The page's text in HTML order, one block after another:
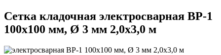
Сетка кладочная электросварная ВР-1
100x100 мм, Ø 3 мм 2,0x3,0 м